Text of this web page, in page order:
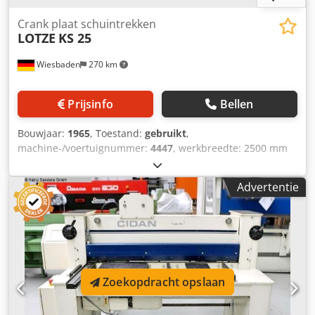
Wiesbaden 270 km
Crank plaat schuintrekken
LOTZE KS 25
Prijsinfo Bellen
Bouwjaar: 1965, Toestand: gebruikt,
machine-/voertuignummer: 4447, werkbreedte: 2500 mm
metalen plaatdikte: 4 mm keel: 70 mm achterste stop: 520
mm macht: 380 V, 6,3 kW ruimte nodig: 3200 x 2300 x 1270
mm gewicht: 4600 kg Dodpfsb H Ibuex Aixekr Advertentie
Zoekopdracht opslaan